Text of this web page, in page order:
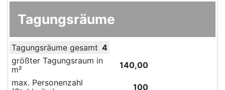
Tagungsräume
Tagungsräume gesamt 4
größter Tagungsraum in
m²
140,00
max. Personenzahl
100